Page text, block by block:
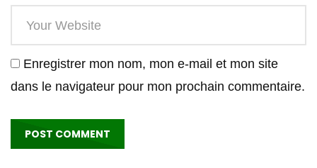
Enregistrer mon nom, mon e-mail et mon site
dans le navigateur pour mon prochain commentaire.